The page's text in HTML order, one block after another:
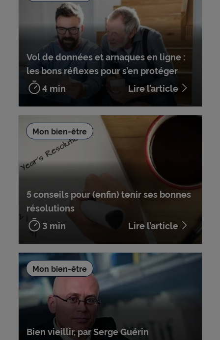
Vol de données et arnaques en ligne :
les bons réflexes pour s’en protéger
4 min
Lire l’article
5 conseils pour (enfin) tenir ses bonnes
résolutions
3 min
Lire l’article
Mon bien-être
Bien vieillir, par Serge Guérin
Mon bien-être